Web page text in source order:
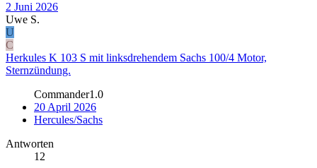
2 Juni 2026
Uwe S.
U
C
Herkules K 103 S mit linksdrehendem Sachs 100/4 Motor,
Sternzündung.
Commander1.0
20 April 2026
Hercules/Sachs
Antworten
12